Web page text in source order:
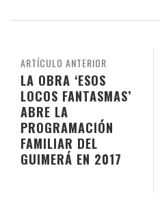
ARTÍCULO ANTERIOR
LA OBRA ‘ESOS
LOCOS FANTASMAS’
ABRE LA
PROGRAMACIÓN
FAMILIAR DEL
GUIMERÁ EN 2017